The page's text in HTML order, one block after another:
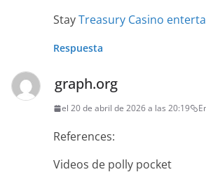
StayTreasury Casino
Respuesta
graph.org
el 20 de abril de 2026 a las 20:19
References:
Videos de polly pocket